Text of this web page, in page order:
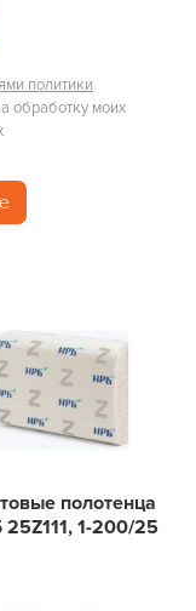
политики
обработку моих
полотенца
1-200/25